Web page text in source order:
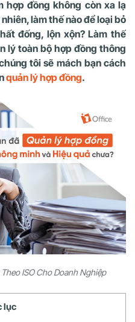
hợp đồng không còn xa lạ
làm thế nào để loại bỏ
đống, lộn xộn? Làm thế
lý toàn bộ hợp đồng thông
tôi sẽ mách bạn cách
quản lý hợp đồng.
ISO Cho Doanh Nghiệp
lục